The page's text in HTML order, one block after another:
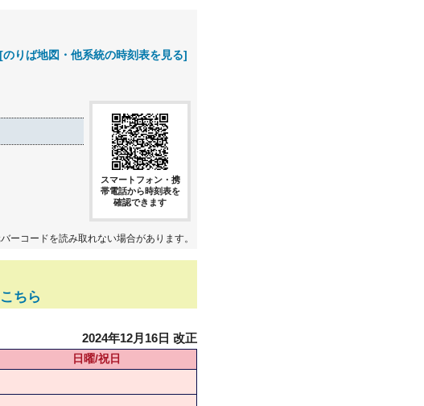
[のりば地図・他系統の時刻表を見る]
スマートフォン・携
帯電話から時刻表を
確認できます
コードを読み取れない場合があります。
ちら
2024年12月16日 改正
日曜/祝日